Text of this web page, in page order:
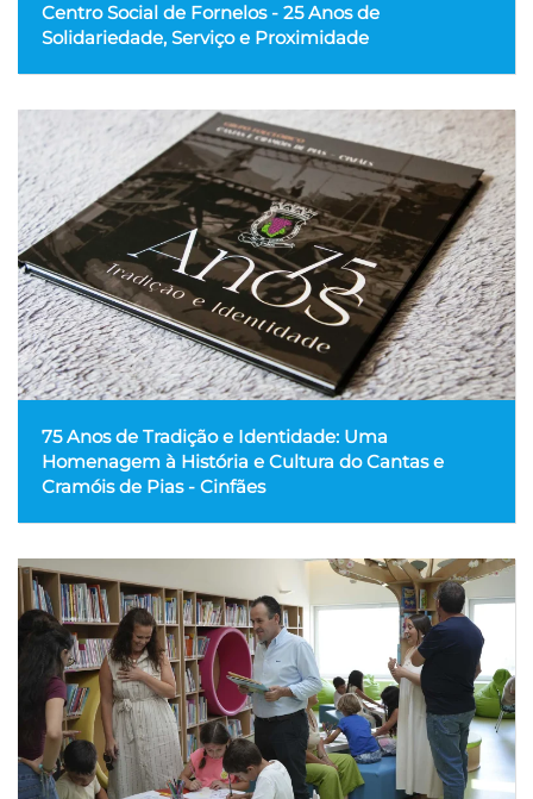
Centro Social de Fornelos - 25 Anos de
Solidariedade, Serviço e Proximidade
75 Anos de Tradição e Identidade: Uma
Homenagem à História e Cultura do Cantas e
Cramóis de Pias - Cinfães